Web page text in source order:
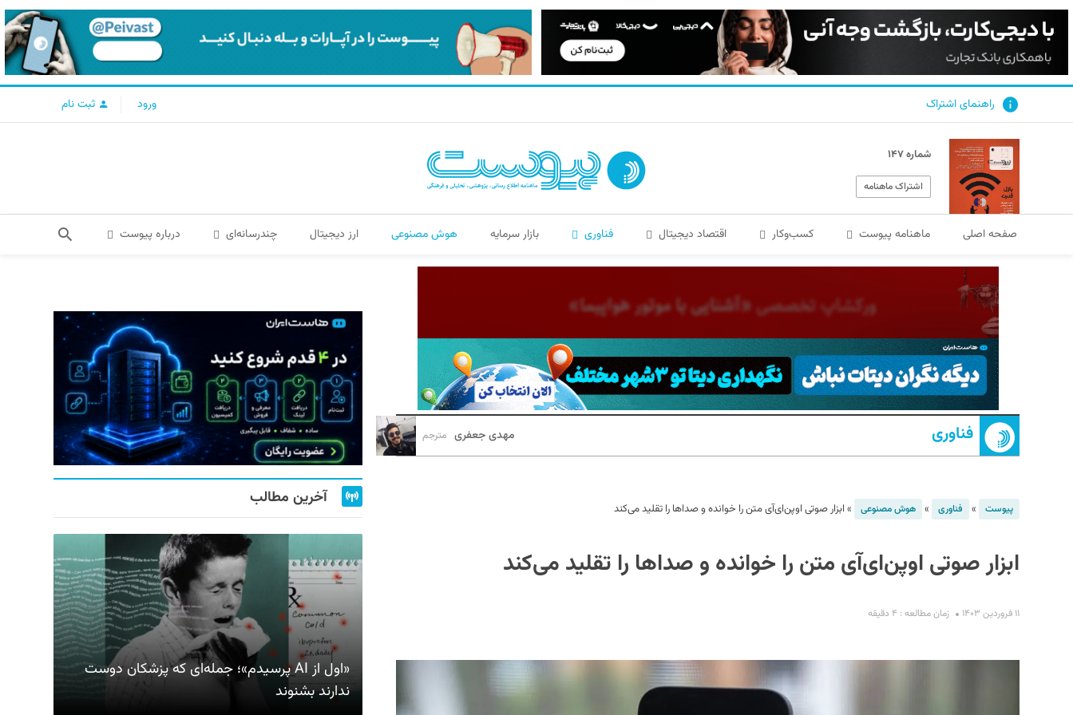
راهنمای اشتراک ورود ثبت نام
شماره ۱۴۷
اشتراک ماهنامه
صفحه اصلی ماهنامه پیوست کسب‌و‌کار اقتصاد دیجیتال فناوری بازار سرمایه هوش مصنوعی ارز دیجیتال چندرسانه‌ای درباره پیوست
فناوری مهدی جعفری مترجم
پیوست » فناوری » هوش مصنوعی » ابزار صوتی اوپن‌ای‌آی متن را خوانده و صداها را تقلید می‌کند
ابزار صوتی اوپن‌ای‌آی متن را خوانده و صداها را تقلید می‌کند
۱۱ فروردین ۱۴۰۳ زمان مطالعه : ۴ دقیقه
آخرین مطالب
«اول از AI پرسیدم»؛ جمله‌ای که پزشکان دوست
ندارند بشنوند